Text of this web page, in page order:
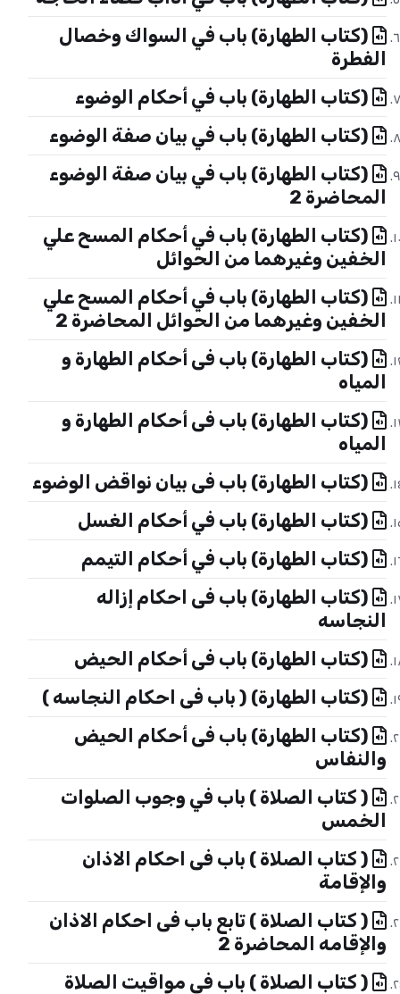
(كتاب الطهارة) باب في السواك وخصال
الفطرة
(كتاب الطهارة) باب في أحكام الوضوء
(كتاب الطهارة) باب في بيان صفة الوضوء
(كتاب الطهارة) باب في بيان صفة الوضوء
المحاضرة 2
(كتاب الطهارة) باب في أحكام المسح علي
الخفين وغيرهما من الحوائل
(كتاب الطهارة) باب في أحكام المسح علي
الخفين وغيرهما من الحوائل المحاضرة 2
(كتاب الطهارة) باب فى أحكام الطهارة و
المياه
(كتاب الطهارة) باب فى أحكام الطهارة و
المياه
(كتاب الطهارة) باب فى بيان نواقض الوضوء
(كتاب الطهارة) باب في أحكام الغسل
(كتاب الطهارة) باب في أحكام التيمم
(كتاب الطهارة) باب فى احكام إزاله
النجاسه
(كتاب الطهارة) باب فى أحكام الحيض
(كتاب الطهارة) ( باب فى احكام النجاسه )
(كتاب الطهارة) باب فى أحكام الحيض
والنفاس
( كتاب الصلاة ) باب في وجوب الصلوات
الخمس
( كتاب الصلاة ) باب فى احكام الاذان
والإقامة
( كتاب الصلاة ) تابع باب فى احكام الاذان
والإقامه المحاضرة 2
( كتاب الصلاة ) باب في مواقيت الصلاة